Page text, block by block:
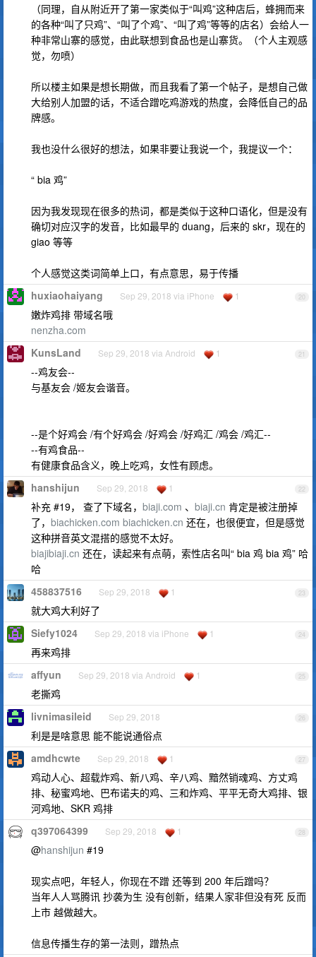
（同理，自从附近开了第一家类似于“叫鸡”这种店后，蜂拥而来
的各种“叫了只鸡”、“叫了个鸡”、“叫了鸡”等等的店名）会给人一
种非常山寨的感觉，由此联想到食品也是山寨货。（个人主观感
觉，勿喷）
所以楼主如果是想长期做，而且我看了第一个帖子，是想自己做
大给别人加盟的话，不适合蹭吃鸡游戏的热度，会降低自己的品
牌感。
我也没什么很好的想法，如果非要让我说一个，我提议一个：
“ bia 鸡”
因为我发现现在很多的热词，都是类似于这种口语化，但是没有
确切对应汉字的发音，比如最早的 duang，后来的 skr，现在的
giao 等等
个人感觉这类词简单上口，有点意思，易于传播
20
huxiaohaiyang Sep 29, 2018 via iPhone 1
嫩炸鸡排 带域名哦
nenzha.com
21
KunsLand Sep 29, 2018 via Android 1
--鸡友会--
与基友会 /姬友会谐音。
--是个好鸡会 /有个好鸡会 /好鸡会 /好鸡汇 /鸡会 /鸡汇--
--有鸡食品--
有健康食品含义，晚上吃鸡，女性有顾虑。
22
hanshijun Sep 29, 2018 1
补充 #19， 查了下域名， biaji.com 、 biaji.cn 肯定是被注册掉
了， biachicken.com biachicken.cn 还在，也很便宜，但是感觉
这种拼音英文混搭的感觉不太好。
biajibiaji.cn 还在，读起来有点萌，索性店名叫“ bia 鸡 bia 鸡” 哈
哈
23
458837516 Sep 29, 2018 1
就大鸡大利好了
24
Siefy1024 Sep 29, 2018 via iPhone 1
再来鸡排
25
affyun Sep 29, 2018 via Android 1
老撕鸡
26
livnimasileid Sep 29, 2018
利是是啥意思 能不能说通俗点
27
amdhcwte Sep 29, 2018 1
鸡动人心、超载炸鸡、新八鸡、辛八鸡、黯然销魂鸡、方丈鸡
排、秘蜜鸡地、巴布诺夫的鸡、三和炸鸡、平平无奇大鸡排、银
河鸡地、SKR 鸡排
28
q397064399 Sep 29, 2018 1
@hanshijun #19
现实点吧，年轻人，你现在不蹭 还等到 200 年后蹭吗？
当年人人骂腾讯 抄袭为生 没有创新，结果人家非但没有死 反而
上市 越做越大。
信息传播生存的第一法则，蹭热点